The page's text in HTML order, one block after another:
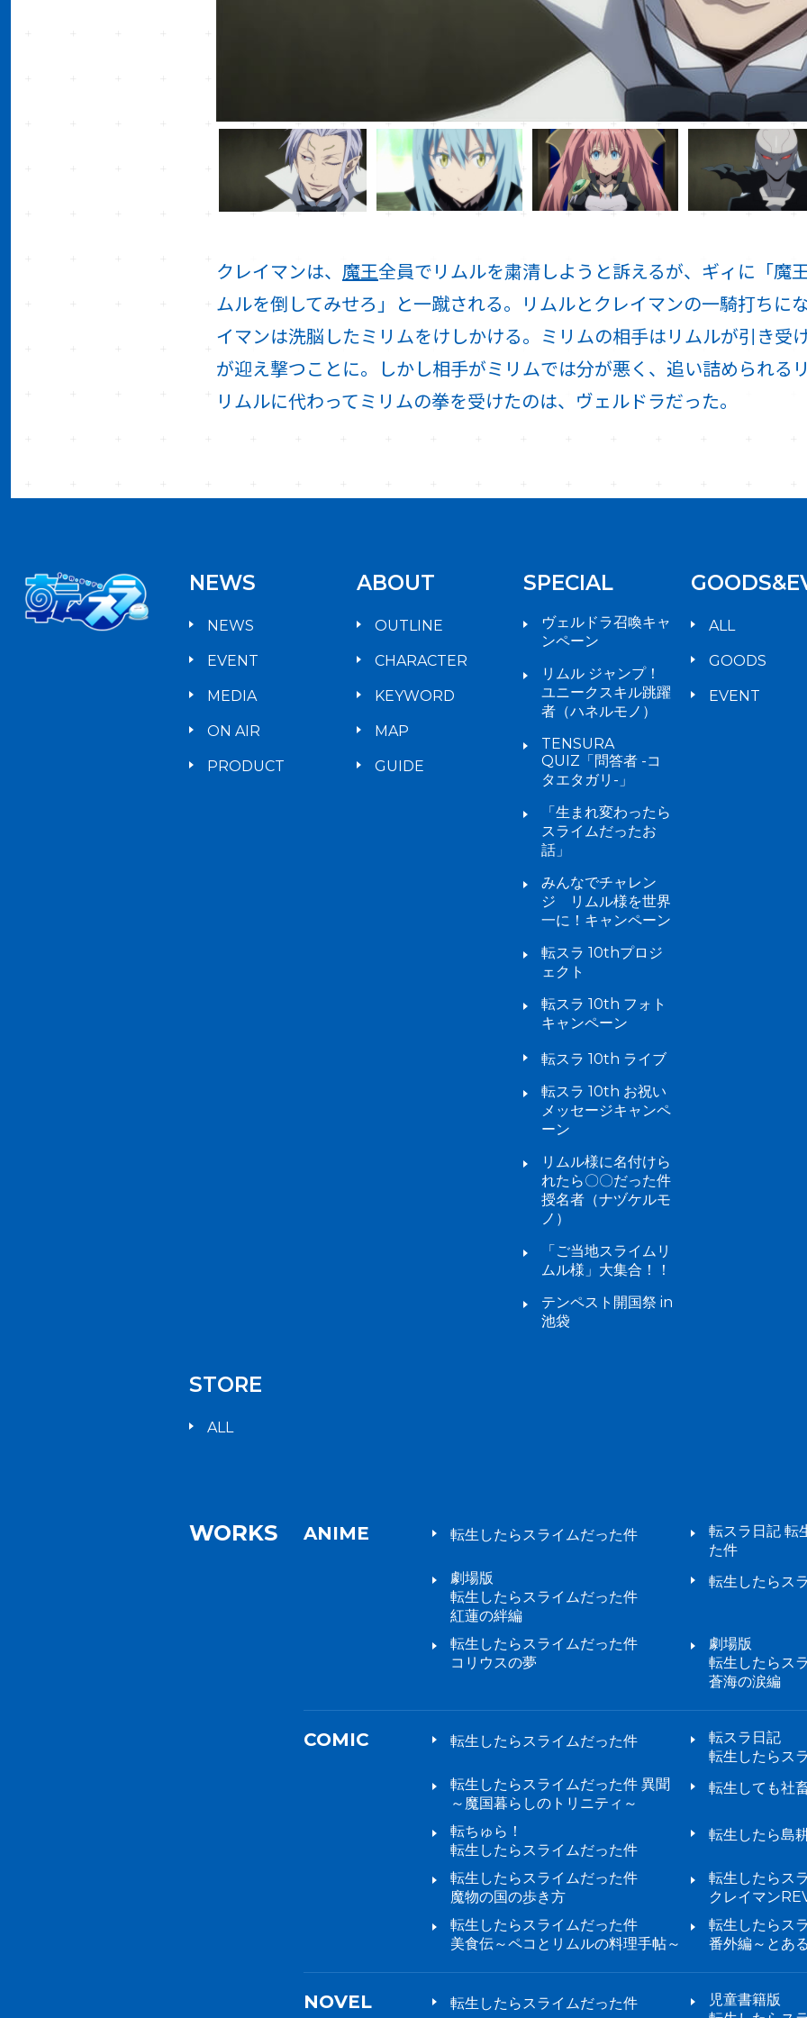
クレイマンは、 魔王全員でリムルを粛清しようと訴えるが、ギィに「魔
ムルを倒してみせろ」と一蹴される。リムルとクレイマンの一騎打ちに
イマンは洗脳したミリムをけしかける。ミリムの相手はリムルが引き受
が迎え撃つことに。しかし相手がミリムでは分が悪く、追い詰められる
リムルに代わってミリムの拳を受けたのは、ヴェルドラだった。
NEWS
NEWS
EVENT
MEDIA
ON AIR
PRODUCT
ABOUT
OUTLINE
CHARACTER
KEYWORD
MAP
GUIDE
SPECIAL
ヴェルドラ召喚キャ
ンペーン
リムル ジャンプ！
ユニークスキル跳躍
者（ハネルモノ）
TENSURA
QUIZ「問答者 -コ
タエタガリ-」
「生まれ変わったら
スライムだったお
話」
みんなでチャレン
ジ リムル様を世界
一に！キャンペーン
転スラ 10thプロジ
ェクト
転スラ 10th フォト
キャンペーン
転スラ 10th ライブ
転スラ 10th お祝い
メッセージキャンペ
ーン
リムル様に名付けら
れたら〇〇だった件
授名者（ナヅケルモ
ノ）
「ご当地スライムリ
ムル様」大集合！！
テンペスト開国祭 in
池袋
ALL
GOODS
EVENT
STORE
ALL
WORKS ANIME 転生したらスライムだった件
転スラ日記 転
た件
劇場版
転生したらスライムだった件
紅蓮の絆編
転生したらス
転生したらスライムだった件
コリウスの夢
劇場版
転生したらス
蒼海の涙編
COMIC 転生したらスライムだった件
転スラ日記
転生したらス
転生したらスライムだった件 異聞
～魔国暮らしのトリニティ～
転生しても社
転ちゅら！
転生したらスライムだった件
転生したら島
転生したらスライムだった件
魔物の国の歩き方
転生したらス
クレイマン
転生したらスライムだった件
美食伝～ペコとリムルの料理手帖～
転生したらス
番外編～とあ
NOVEL 転生したらスライムだった件
児童書籍版